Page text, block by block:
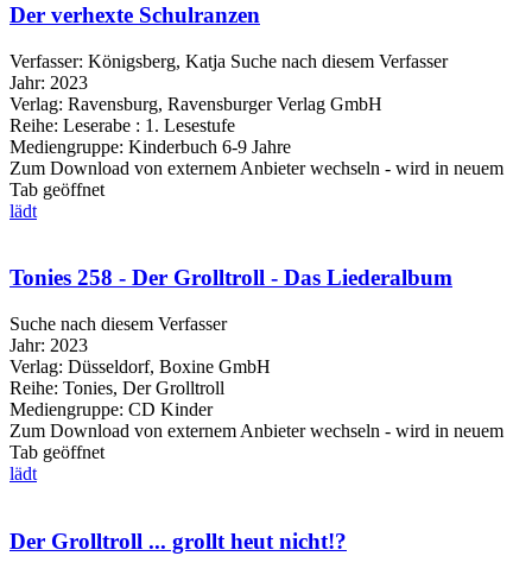
Der verhexte Schulranzen
Verfasser: Königsberg, Katja Suche nach diesem Verfasser
Jahr: 2023
Verlag: Ravensburg, Ravensburger Verlag GmbH
Reihe: Leserabe : 1. Lesestufe
Mediengruppe: Kinderbuch 6-9 Jahre
Zum Download von externem Anbieter wechseln - wird in neuem
Tab geöffnet
lädt
Tonies 258 - Der Grolltroll - Das Liederalbum
Suche nach diesem Verfasser
Jahr: 2023
Verlag: Düsseldorf, Boxine GmbH
Reihe: Tonies, Der Grolltroll
Mediengruppe: CD Kinder
Zum Download von externem Anbieter wechseln - wird in neuem
Tab geöffnet
lädt
Der Grolltroll ... grollt heut nicht!?